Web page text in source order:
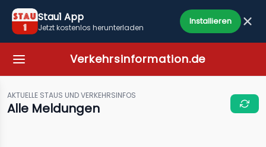
Stau1 App
Jetzt kostenlos herunterladen
Installieren
Verkehrsinformation.de
AKTUELLE STAUS UND VERKEHRSINFOS
Alle Meldungen